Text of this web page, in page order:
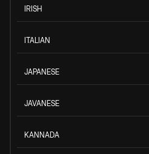
IRISH
ITALIAN
JAPANESE
JAVANESE
KANNADA